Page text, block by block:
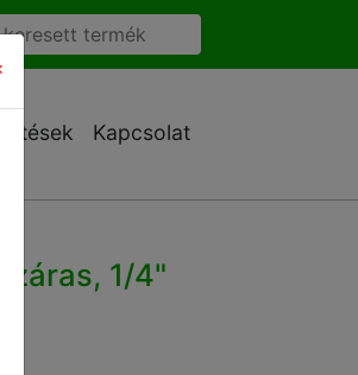
Kapcsolat
1/4"